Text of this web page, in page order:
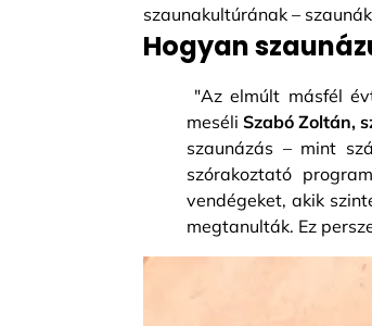
szaunakultúrának –
Hogyan
"Az elmúlt másfél
meséliSzabó Zoltán,
szaunázás – mint
szórakoztató
vendégeket, akik
megtanulták. Ez